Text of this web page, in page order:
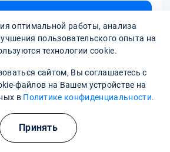
клиника:опытные врачи, хорошие
оптимальной работы, анализа
пользовательского опыта на
технологии cookie.
сайтом, Вы соглашаетесь с
файлов на Вашем устройстве на
в Политике конфиденциальности.
Принять